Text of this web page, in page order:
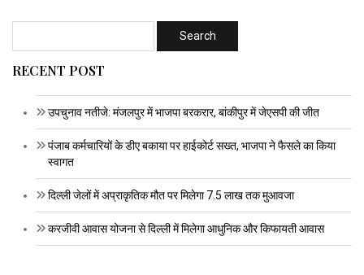
RECENT POST
उपचुनाव नतीजे: मंजलपुर में भाजपा बरकरार, बांकीपुर में जेएसपी की जीत
पंजाब कर्मचारियों के डीए बकाया पर हाईकोर्ट सख्त, भाजपा ने फैसले का किया
स्वागत
दिल्ली जेलों में अप्राकृतिक मौत पर मिलेगा 7.5 लाख तक मुआवजा
करजीवी आवास योजना से दिल्ली में मिलेगा आधुनिक और किफायती आवास